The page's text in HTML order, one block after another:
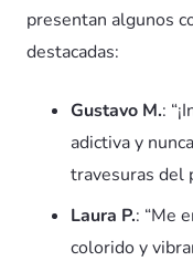
presentan algunos
destacadas:
Gustavo M.:
adictiva y
travesuras del
Laura P.: “Me
colorido y